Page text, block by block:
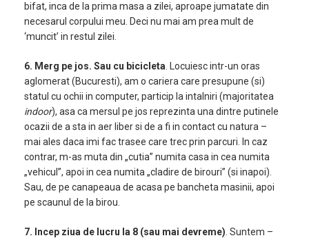
bifat, inca de la prima masa a zilei, aproape jumatate din
necesarul corpului meu. Deci nu mai am prea mult de
‘muncit’ in restul zilei.
6. Merg pe jos. Sau cu bicicleta . Locuiesc intr-un oras
aglomerat (Bucuresti), am o cariera care presupune (si)
statul cu ochii in computer, particip la intalniri (majoritatea
indoor), asa ca mersul pe jos reprezinta una dintre putinele
ocazii de a sta in aer liber si de a fi in contact cu natura –
mai ales daca imi fac trasee care trec prin parcuri. In caz
contrar, m-as muta din „cutia” numita casa in cea numita
„vehicul”, apoi in cea numita „cladire de birouri” (si inapoi).
Sau, de pe canapeaua de acasa pe bancheta masinii, apoi
pe scaunul de la birou.
7. Incep ziua de lucru la 8 (sau mai devreme) . Suntem –